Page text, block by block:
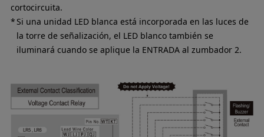
cortocircuita.
Si una unidad LED blanca está incorporada en las luces de
la torre de señalización, el LED blanco también se
iluminará cuando se aplique la ENTRADA al zumbador 2.